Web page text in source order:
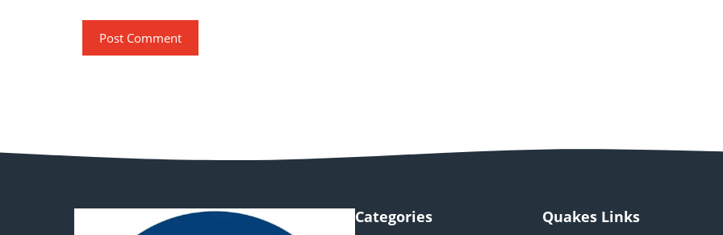
Categories Quakes Links